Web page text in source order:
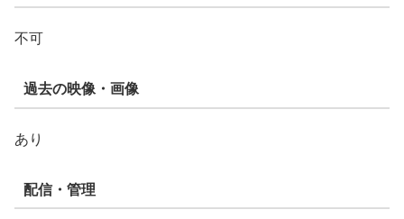
不可
過去の映像・画像
あり
配信・管理